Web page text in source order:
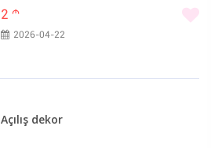
2 m
2026-04-22
Açılış dekor